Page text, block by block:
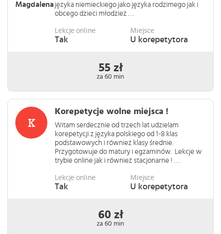
Magdalena języka niemieckiego jako języka rodzimego jak i
obcego dzieci młodzież . . .
Lekcje online
Tak
Miejsce
U korepetytora
55 zł
za 60 min
Korepetycje wolne miejsca !
Witam serdecznie od trzech lat udzielam
korepetycji z języka polskiego od 1-8 klas
podstawowych i również klasy średnie.
Przygotowuje do matury i egzaminów. Lekcje w
trybie online jak i również stacjonarne ! . . .
Lekcje online
Tak
Miejsce
U korepetytora
60 zł
za 60 min